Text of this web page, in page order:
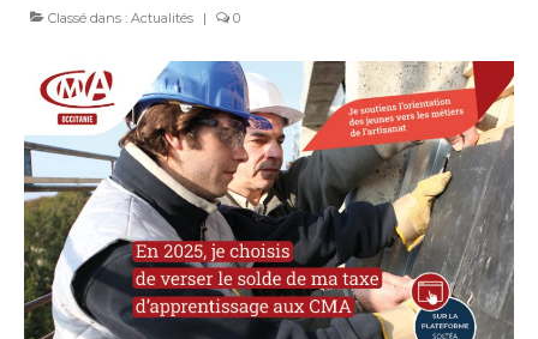
Classé dans : Actualités | 0